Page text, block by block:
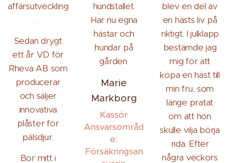
affärsutveckling
.
Sedan drygt
ett år VD för
Rheva AB som
producerar
och säljer
innovativa
plåster för
pälsdjur.
Bor mitt i
hundstallet.
Har nu egna
hästar och
hundar på
gården.
Marie
Markborg
Kassör
Ansvarsområd
e:
Försäkringsan
blev en del av
en hästs liv på
riktigt. I julklapp
bestämde jag
mig för att
köpa en häst till
min fru, som
länge pratat
om att hon
skulle vilja börja
rida. Efter
några veckors